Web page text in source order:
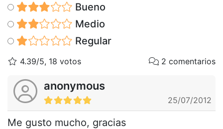
Bueno
Medio
Regular
4.39/5, 18 votos 2 comentarios
anonymous
25/07/2012
Me gusto mucho, gracias